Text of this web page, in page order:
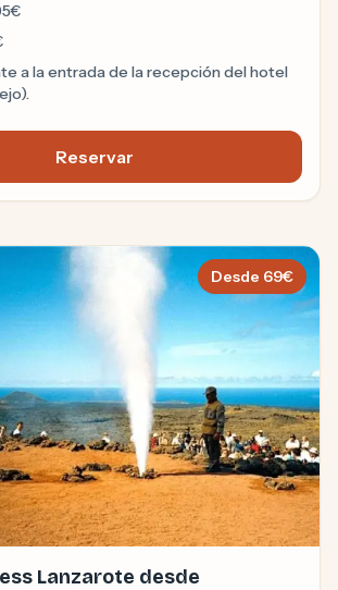
a la entrada de la recepción del hotel
Reservar
Safari Buggy Corralejo
Desde 69€
Lanzarote desde